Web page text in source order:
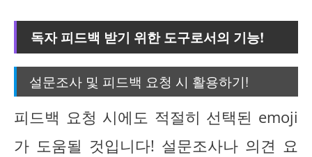
독자 피드백 받기 위한 도구로서의 기능!
설문조사 및 피드백 요청 시 활용하기!
피드백 요청 시에도 적절히 선택된 emoji
가 도움될 것입니다! 설문조사나 의견 요